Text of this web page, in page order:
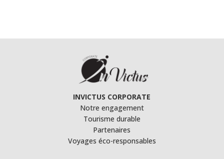
INVICTUS CORPORATE
Notre engagement
Tourisme durable
Partenaires
Voyages éco-responsables